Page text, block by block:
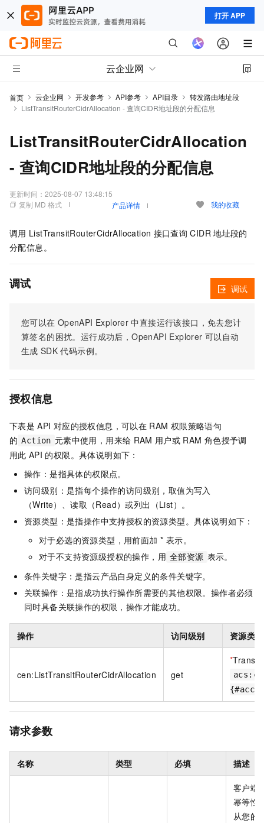
打开 APP
云企业网
首页 云企业网 开发参考 API参考 API目录
转发路由地址段
ListTransitRouterCidrAllocation - 查询CIDR地址段的分配信息
ListTransitRouterCidrAllocation
- 查询CIDR地址段的分配信息
更新时间： 2025-08-07 13:48:15
复制 MD 格式
产品详情 我的收藏
调用 ListTransitRouterCidrAllocation 接口查询 CIDR 地址段的
分配信息。
调试
您可以在 OpenAPI Explorer 中直接运行该接口，免去您计
算签名的困扰。运行成功后，OpenAPI Explorer 可以自动
生成 SDK 代码示例。
调试
授权信息
下表是 API 对应的授权信息，可以在 RAM 权限策略语句
的 Action 元素中使用，用来给 RAM 用户或 RAM 角色授予调
用此 API 的权限。具体说明如下：
操作：是指具体的权限点。
访问级别：是指每个操作的访问级别，取值为写入
（Write）、读取（Read）或列出（List）。
资源类型：是指操作中支持授权的资源类型。具体说明如下：
对于必选的资源类型，用前面加 * 表示。
对于不支持资源级授权的操作，用 全部资源 表示。
条件关键字：是指云产品自身定义的条件关键字。
关联操作：是指成功执行操作所需要的其他权限。操作者必须
同时具备关联操作的权限，操作才能成功。
操作 访问级别 资源类型
cen:ListTransitRouterCidrAllocation get
*
请求参数
名称 类型 必填 描述
客户端
幂等性
从您的